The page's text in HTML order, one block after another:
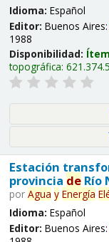
Idioma: Español
Editor: Buenos Aires:
1988
Disponibilidad:
topográfica:
Estación
provincia deRío
por Agua y Energía
Idioma: Español
Editor: Buenos Aires: